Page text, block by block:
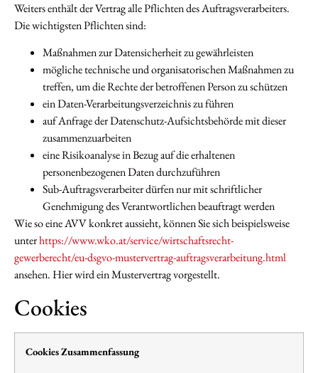
Weiters enthält der Vertrag alle Pflichten des Auftragsverarbeiters.
Die wichtigsten Pflichten sind:
Maßnahmen zur Datensicherheit zu gewährleisten
mögliche technische und organisatorischen Maßnahmen zu
treffen, um die Rechte der betroffenen Person zu schützen
ein Daten-Verarbeitungsverzeichnis zu führen
auf Anfrage der Datenschutz-Aufsichtsbehörde mit dieser
zusammenzuarbeiten
eine Risikoanalyse in Bezug auf die erhaltenen
personenbezogenen Daten durchzuführen
Sub-Auftragsverarbeiter dürfen nur mit schriftlicher
Genehmigung des Verantwortlichen beauftragt werden
Wie so eine AVV konkret aussieht, können Sie sich beispielsweise
unterhttps://www.wko.at/service/wirtschaftsrecht-
gewerberecht/eu-dsgvo-mustervertrag-auftragsverarbeitung.html
ansehen. Hier wird ein Mustervertrag vorgestellt.
Cookies
Cookies Zusammenfassung